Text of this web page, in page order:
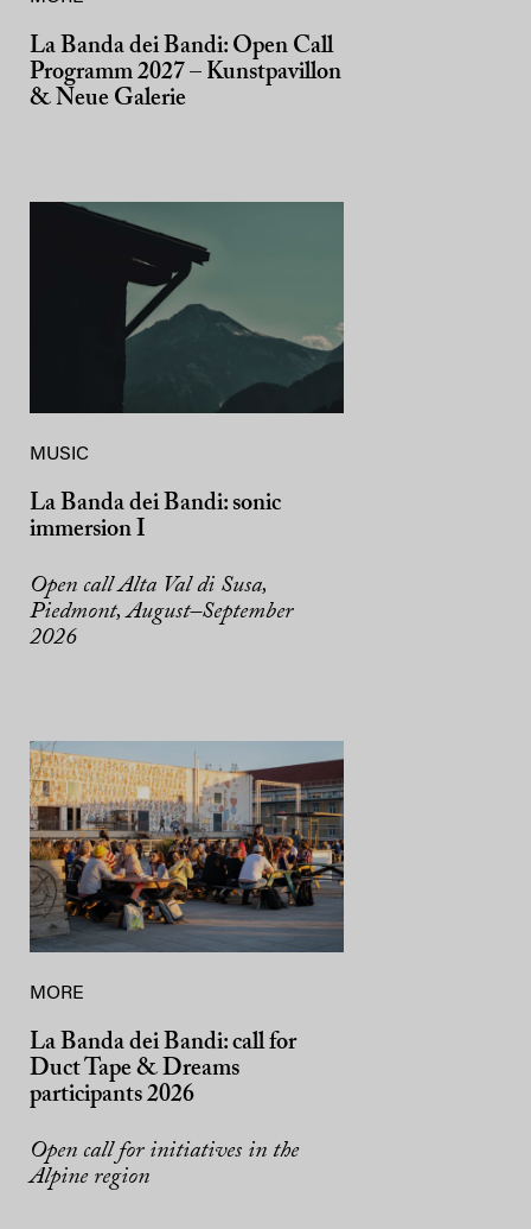
La Banda dei Bandi: Open Call
Programm 2027 – Kunstpavillon
& Neue Galerie
MUSIC
La Banda dei Bandi: sonic
immersion I
Open call Alta Val di Susa,
Piedmont, August–September
2026
MORE
La Banda dei Bandi: call for
Duct Tape & Dreams
participants 2026
Open call for initiatives in the
Alpine region